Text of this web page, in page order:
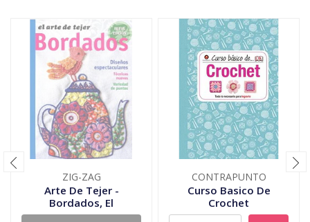
ZIG-ZAG
Arte De Tejer -
Bordados, El
CONTRAPUNTO
Curso Basico De
Crochet